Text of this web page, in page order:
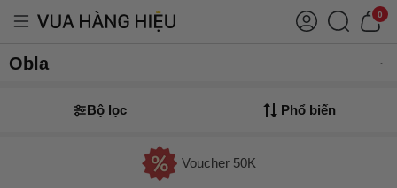
0
Obla
Bộ lọc Phổ biến
Voucher 50K